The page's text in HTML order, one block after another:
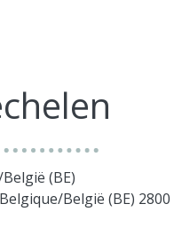
(BE)
België (BE)